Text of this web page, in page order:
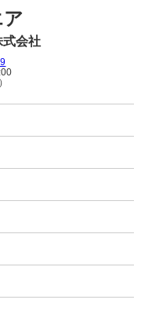
式会社